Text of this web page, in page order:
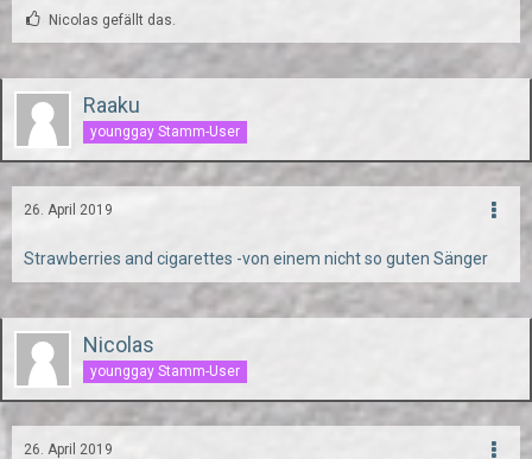
Nicolas gefällt das.
Raaku
younggay Stamm-User
26. April 2019
Strawberries and cigarettes -von einem nicht so guten Sänger
Nicolas
younggay Stamm-User
26. April 2019